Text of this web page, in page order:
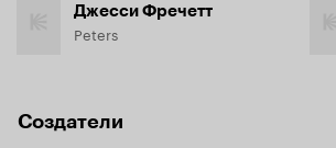
Джесси Фречетт
Peters
Создатели